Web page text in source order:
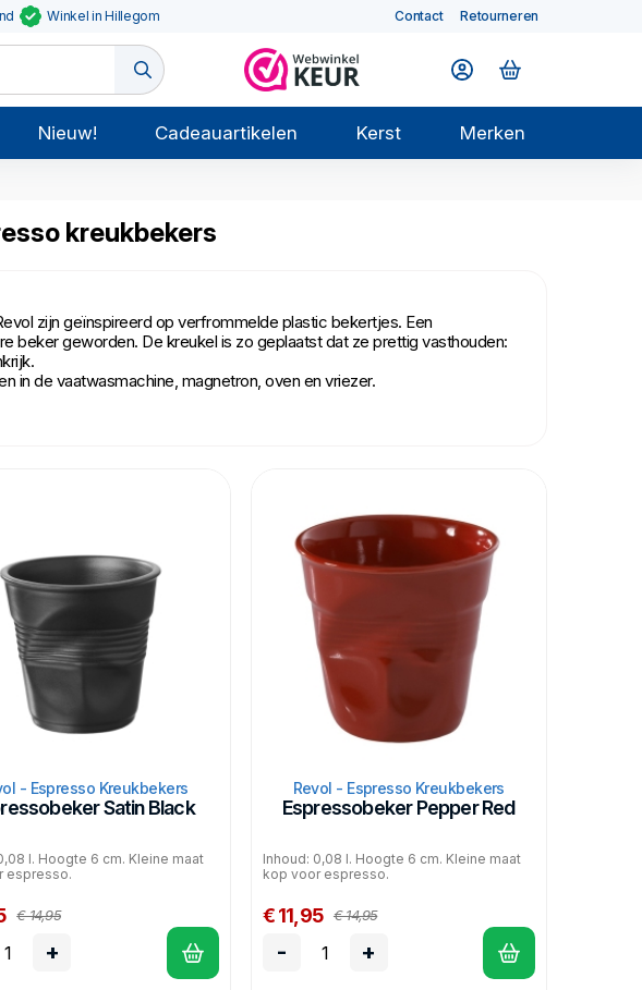
Winkel in Hillegom Contact Retourneren
Nieuw! Cadeauartikelen Kerst Merken
kreukbekers
zijn geïnspireerd op verfrommelde plastic bekertjes. Een
beker geworden. De kreukel is zo geplaatst dat ze prettig vasthouden:
in de vaatwasmachine, magnetron, oven en vriezer.
- Espresso Kreukbekers
Satin Black
l. Hoogte 6 cm. Kleine maat
espresso.
€ 14,95
+
Revol - Espresso Kreukbekers
Espressobeker Pepper Red
Inhoud: 0,08 l. Hoogte 6 cm. Kleine maat
kop voor espresso.
€ 11,95 € 14,95
- +